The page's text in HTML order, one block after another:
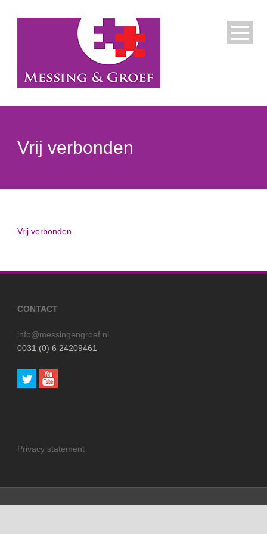
Vrij verbonden
Vrij verbonden
CONTACT
info@messingengroef.nl
0031 (0) 6 24209461
Privacy statement